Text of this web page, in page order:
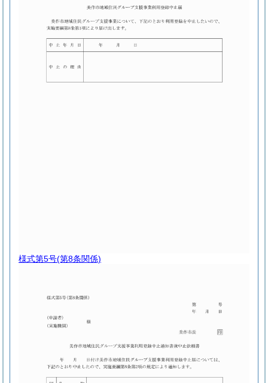
様式第5号(第8条関係)